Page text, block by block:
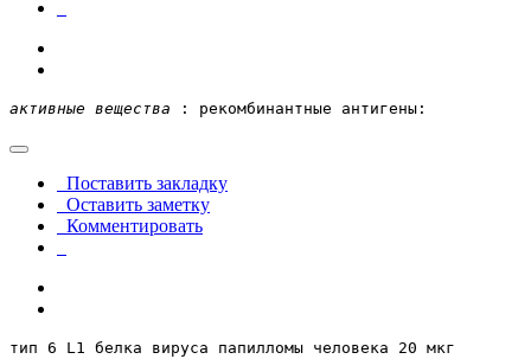
активные вещества : рекомбинантные антигены:
Поставить закладку
Оставить заметку
Комментировать
тип 6 L1 белка вируса папилломы человека 20 мкг